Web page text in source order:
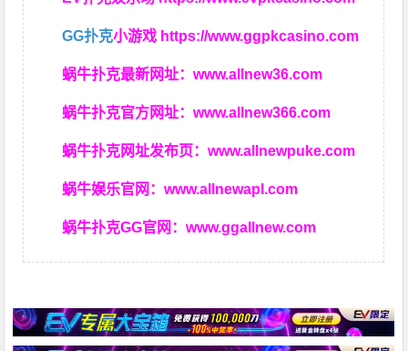
GG扑克小游戏 https://www.ggpkcasino.com
蜗牛扑克最新网址：www.allnew36.com
蜗牛扑克官方网址：www.allnew366.com
蜗牛扑克网址发布页：www.allnewpuke.com
蜗牛娱乐官网：www.allnewapl.com
蜗牛扑克GG官网：www.ggallnew.com